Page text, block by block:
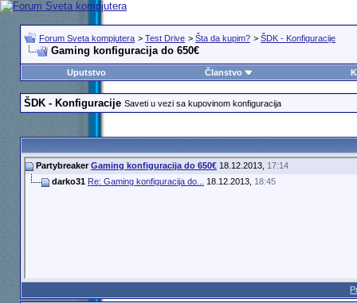
Forum Sveta kompjutera > Test Drive > Šta da kupim? > ŠDK - Konfiguracije
Gaming konfiguracija do 650€
Uputstvo Članstvo
ŠDK - Konfiguracije Saveti u vezi sa kupovinom konfiguracija
Partybreaker Gaming konfiguracija do 650€18.12.2013, 17:14
darko31 Re: Gaming konfiguracija do... 18.12.2013, 18:45